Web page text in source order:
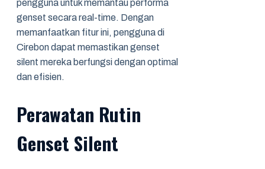
pengguna untuk memantau performa
genset secara real-time. Dengan
memanfaatkan fitur ini, pengguna di
Cirebon dapat memastikan genset
silent mereka berfungsi dengan optimal
dan efisien.
Perawatan Rutin
Genset Silent